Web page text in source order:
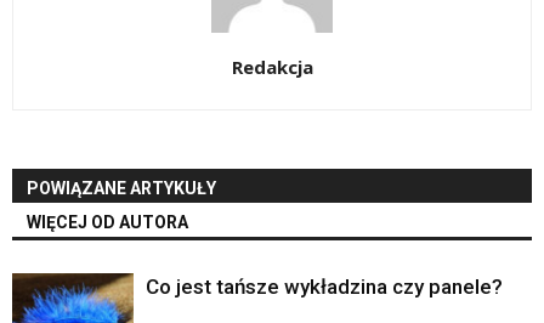
Redakcja
POWIĄZANE ARTYKUŁY
WIĘCEJ OD AUTORA
Co jest tańsze wykładzina czy panele?